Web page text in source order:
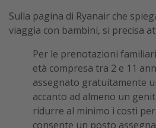
Sulla pagina di Ryanair che
viaggia con bambini, si precisa
Per le prenotazioni
età compresa tra 2 e 11
assegnato gratuitamente
accanto ad almeno un
ridurre al minimo i costi
consente un posto